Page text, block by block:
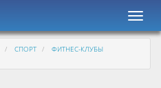
СПОРТ
ФИТНЕС-КЛУБЫ